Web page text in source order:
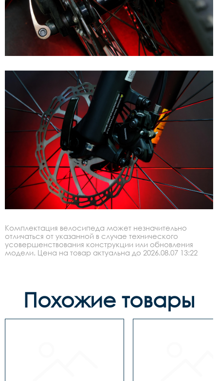
Комплектация велосипеда может незначительно
отличаться от указанной в случае технического
усовершенствования конструкции или обновления
модели. Цена на товар актуальна до 2026.08.07 13:22
Похожие товары